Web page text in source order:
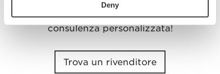
Deny
Trova un rivenditore vicino a te e ottieni una
consulenza personalizzata!
Trova un rivenditore